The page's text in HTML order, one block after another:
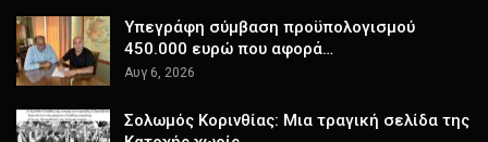
Υπεγράφη σύμβαση προϋπολογισμού
450.000 ευρώ που αφορά…
Αυγ 6, 2026
Σολωμός Κορινθίας: Μια τραγική σελίδα της